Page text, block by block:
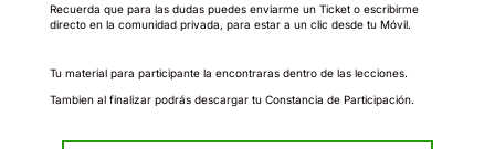
Recuerda que para las dudas puedes enviarme un Ticket o escribirme
directo en la comunidad privada, para estar a un clic desde tu Móvil.
Tu material para participante la encontraras dentro de las lecciones.
Tambien al finalizar podrás descargar tu Constancia de Participación.